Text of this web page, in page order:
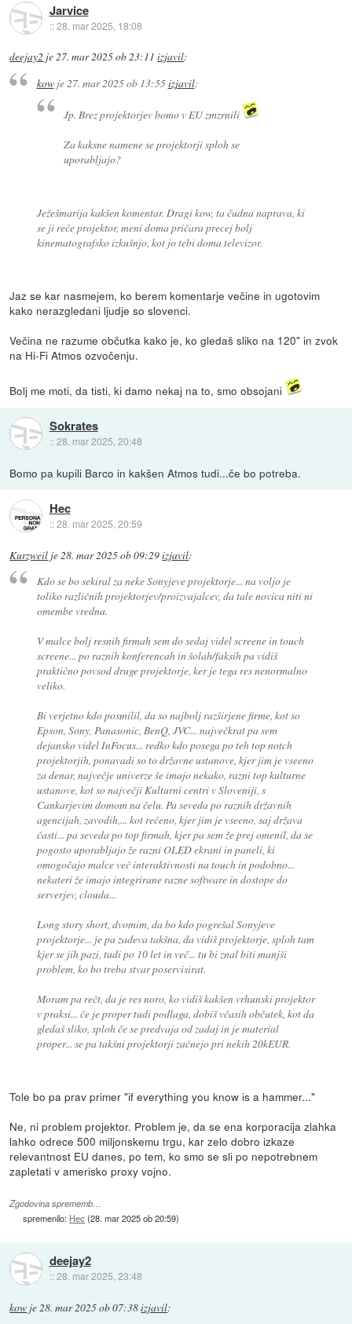
Jarvice
::28. mar 2025, 18:08
deejay2 je27. mar 2025 ob 23:11 izjavil:
kowje27. mar 2025 ob 13:55izjavil:
Jp. Brez projektorjev bomo v EU zmzrnili
Za kaksne namene se projektorji sploh se
uporabljajo?
Ježešmarija kakšen komentar. Dragi kow, ta čudna naprava, ki
se ji reče projektor, meni doma pričara precej bolj
kinematografsko izkušnjo, kot jo tebi doma televizor.
Jaz se kar nasmejem, ko berem komentarje večine in ugotovim
kako nerazgledani ljudje so slovenci.
Večina ne razume občutka kako je, ko gledaš sliko na 120" in zvok
na Hi-Fi Atmos ozvočenju.
Bolj me moti, da tisti, ki damo nekaj na to, smo obsojani
Sokrates
::28. mar 2025, 20:48
Bomo pa kupili Barco in kakšen Atmos tudi...če bo potreba.
Hec
::28. mar 2025, 20:59
Kurzweil je 28. mar 2025 ob 09:29izjavil:
Kdo se bo sekiral za neke Sonyjeve projektorje... na voljo je
toliko različnih projektorjev/proizvajalcev, da tale novica niti ni
omembe vredna.
V malce bolj resnih firmah sem do sedaj videl screene in touch
screene... po raznih konferencah in šolah/faksih pa vidiš
praktično povsod druge projektorje, ker je tega res nenormalno
veliko.
Bi verjetno kdo posmilil, da so najbolj razširjene firme, kot so
Epson, Sony, Panasonic, BenQ, JVC... največkrat pa sem
dejansko videl InFocus... redko kdo posega po teh top notch
projektorjih, ponavadi so to državne ustanove, kjer jim je vseeno
za denar, največje univerze še imajo nekako, razni top kulturne
ustanove, kot so največji Kulturni centri v Sloveniji, s
Cankarjevim domom na čelu. Pa seveda po raznih državnih
agencijah, zavodih,... kot rečeno, kjer jim je vseeno, saj država
časti... pa seveda po top firmah, kjer pa sem že prej omenil, da se
pogosto uporabljajo že razni OLED ekrani in paneli, ki
omogočajo malce več interaktivnosti na touch in podobno...
nekateri že imajo integrirane razne software in dostope do
serverjev, clouda...
Long story short, dvomim, da bo kdo pogrešal Sonyjeve
projektorje... je pa zadeva takšna, da vidiš projektorje, sploh tam
kjer se jih pazi, tudi po 10 let in več... tu bi znal biti manjši
problem, ko bo treba stvar poservisirat.
Moram pa rečt, da je res noro, ko vidiš kakšen vrhunski projektor
v praksi... če je proper tudi podlaga, dobiš včasih občutek, kot da
gledaš sliko, sploh če se predvaja od zadaj in je material
proper... se pa takšni projektorji začnejo pri nekih 20kEUR.
Tole bo pa prav primer "if everything you know is a hammer..."
Ne, ni problem projektor. Problem je, da se ena korporacija zlahka
lahko odrece 500 miljonskemu trgu, kar zelo dobro izkaze
relevantnost EU danes, po tem, ko smo se sli po nepotrebnem
zapletati v amerisko proxy vojno.
Zgodovina sprememb…
spremenilo: Hec (28. mar 2025 ob 20:59)
deejay2
::28. mar 2025, 23:48
kow je28. mar 2025 ob 07:38izjavil: